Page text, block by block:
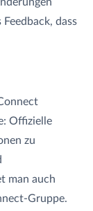
dass
Offizielle
zu
man auch
Gruppe.